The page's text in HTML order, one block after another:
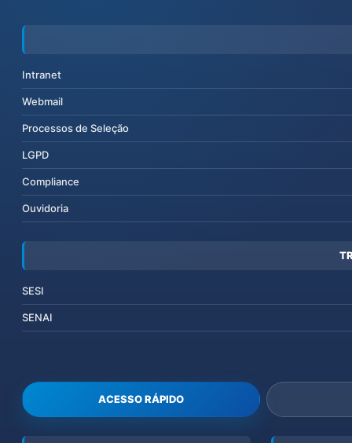
Intranet
Webmail
Processos de Seleção
LGPD
Compliance
Ouvidoria
SESI
SENAI
ACESSO RÁPIDO